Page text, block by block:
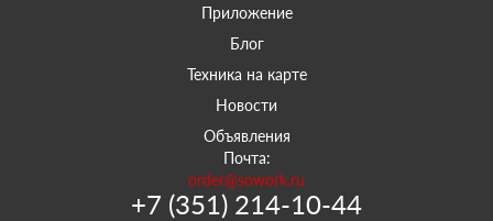
Приложение
Блог
Техника на карте
Новости
Объявления
Почта:
order@sowork.ru
+7 (351) 214-10-44